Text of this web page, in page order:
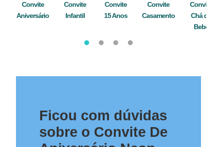
Convite
Aniversário
Convite
Infantil
Convite
15 Anos
Convite
Casamento
Convite
Chá de
Bebê
Ficou com dúvidas
sobre o Convite De